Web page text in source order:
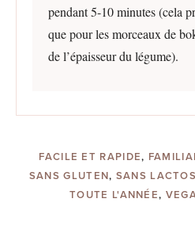
pendant 5-10 minutes (cela
que pour les morceaux de
de l’épaisseur du légume).
FACILE ET RAPIDE,
SANS GLUTEN, SANS
TOUTE L'ANNÉE,